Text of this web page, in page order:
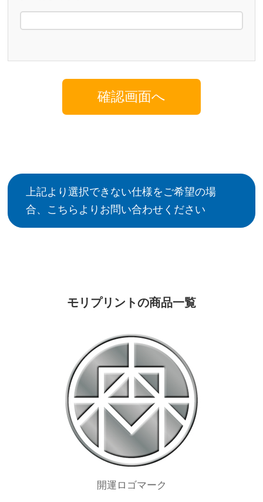
上記より選択できない仕様をご希望の場
合、こちらよりお問い合わせください
モリプリントの商品一覧
開運ロゴマーク